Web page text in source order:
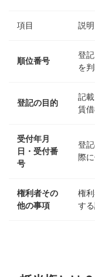
項目 説明
順位番号
登
を
登記の目的
記
賃
受付年月
日・受付番
号
登
際
権利者その
他の事項
権
す